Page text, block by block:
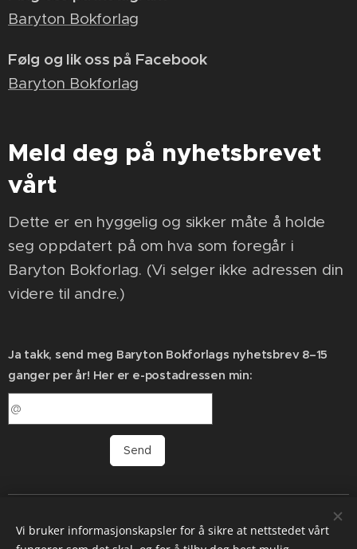
Baryton Bokforlag
Følg og lik oss på Facebook
Baryton Bokforlag
Meld deg på nyhetsbrevet
vårt
Dette er en hyggelig og sikker måte å holde
seg oppdatert på om hva som foregår i
Baryton Bokforlag. (Vi selger ikke adressen din
videre til andre.)
Ja takk, send meg Baryton Bokforlags nyhetsbrev 8–15
ganger per år! Her er e-postadressen min:
Send
Etablert 2017
Vi bruker informasjonskapsler for å sikre at nettstedet vårt